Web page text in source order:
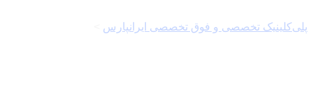
پلی‌کلینیک تخصصی و فوق تخصصی ایرانپارس